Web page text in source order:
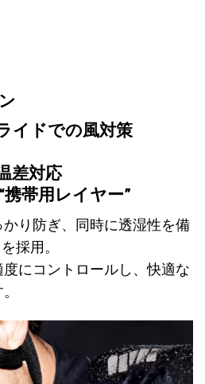
イドでの風対策
差対応
携帯用レイヤー”
り防ぎ、同時に透湿性を備
採用。
にコントロールし、快適な